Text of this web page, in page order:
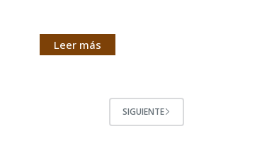
Leer más
SIGUIENTE